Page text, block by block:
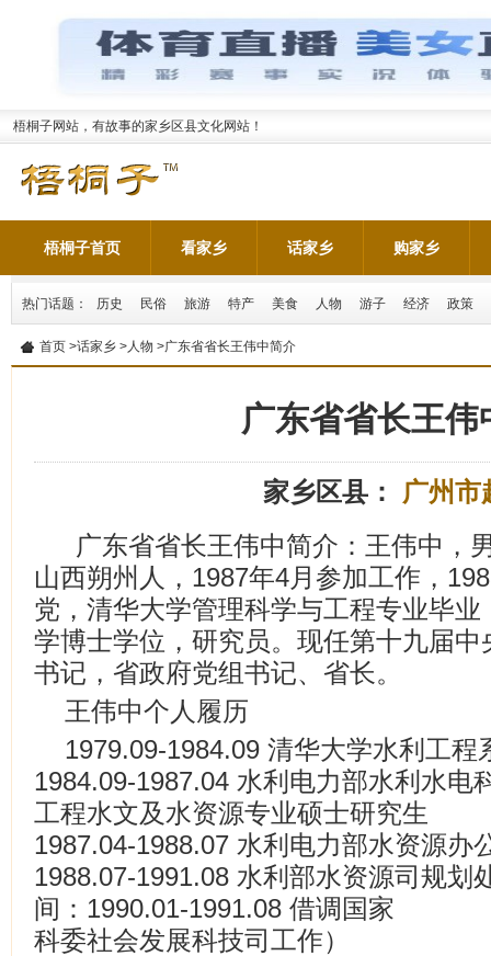
梧桐子网站，有故事的家乡区县文化网站！
梧桐子首页 看家乡 话家乡 购家乡
热门话题： 历史 民俗 旅游 特产 美食 人物 游子 经济 政策
首页 >话家乡 >人物 >广东省省长王伟中简介
广东省省长王伟
家乡区县： 广州市
广东省省长王伟中简介：王伟中，
山西朔州人，1987年4月参加工作，
党，清华大学管理科学与工程专业毕
学博士学位，研究员。现任第十九届
书记，省政府党组书记、省长。
王伟中个人履历
1979.09-1984.09 清华大学水利工程
1984.09-1987.04 水利电力部水利水电
工程水文及水资源专业硕士研究生
1987.04-1988.07 水利电力部水资源办
1988.07-1991.08 水利部水资源司规划
间：1990.01-1991.08 借调国家
科委社会发展科技司工作）